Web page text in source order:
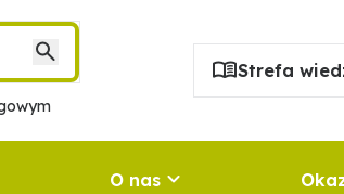
Strefa
O nas